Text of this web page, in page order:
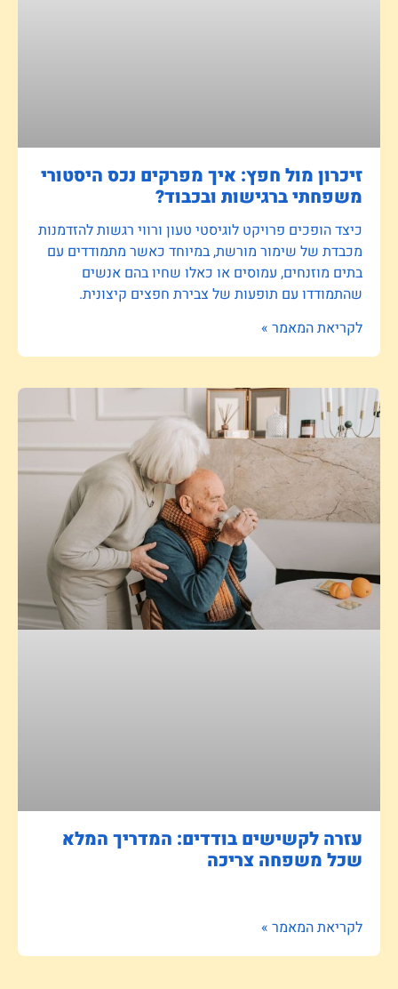
זיכרון מול חפץ: איך מפרקים נכס היסטורי
משפחתי ברגישות ובכבוד?
כיצד הופכים פרויקט לוגיסטי טעון ורווי רגשות להזדמנות
מכבדת של שימור מורשת, במיוחד כאשר מתמודדים עם
בתים מוזנחים, עמוסים או כאלו שחיו בהם אנשים
שהתמודדו עם תופעות של צבירת חפצים קיצונית.
לקריאת המאמר »
עזרה לקשישים בודדים: המדריך המלא
שכל משפחה צריכה
לקריאת המאמר »